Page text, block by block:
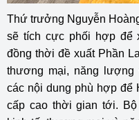
Thứ trưởng Nguyễn
sẽ tích cực phối hợp để
đồng thời đề xuất Phần
thương mại, năng
các nội dung phù hợp để
cấp cao thời gian tới.